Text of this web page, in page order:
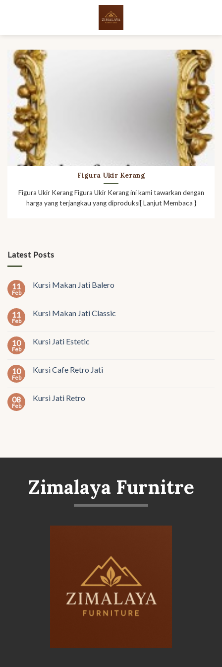
Latest Posts
11
Feb
Kursi Makan Jati Balero
11
Feb
Kursi Makan Jati Classic
10
Feb
Kursi Jati Estetic
10
Feb
Kursi Cafe Retro Jati
08
Feb
Kursi Jati Retro
Figura Ukir Kerang
Figura Ukir Kerang Figura Ukir Kerang ini kami tawarkan dengan
harga yang terjangkau yang diproduksi[ Lanjut Membaca }
Zimalaya Furnitre